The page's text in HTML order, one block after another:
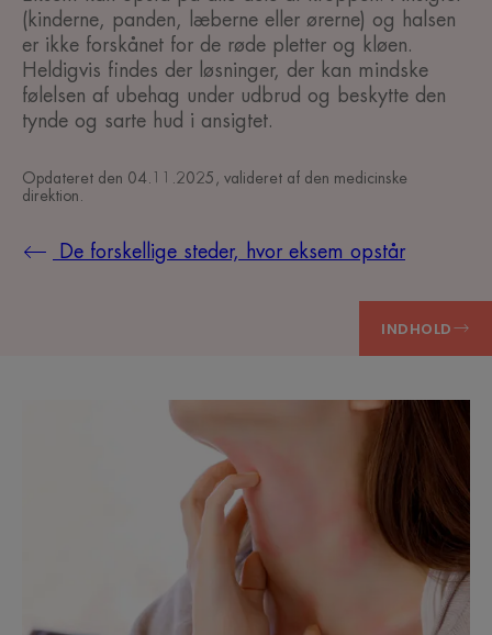
(kinderne, panden, læberne eller ørerne) og halsen
er ikke forskånet for de røde pletter og kløen.
Heldigvis findes der løsninger, der kan mindske
følelsen af ubehag under udbrud og beskytte den
tynde og sarte hud i ansigtet.
Opdateret den 04.11.2025 , valideret af den medicinske
direktion
De forskellige steder, hvor eksem opstår
INDHOLD